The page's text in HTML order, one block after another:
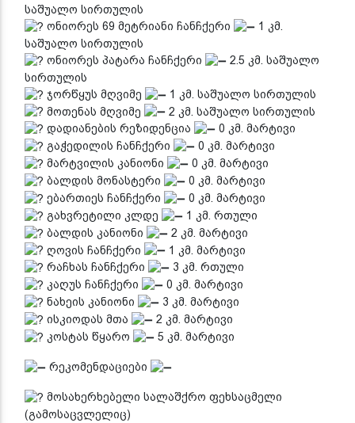
საშუალო სირთულის
ონიორეს 69 მეტრიანი ჩანჩქერი
1 კმ.
საშუალო სირთულის
ონიორეს პატარა ჩანჩქერი
2.5 კმ. საშუალო
სირთულის
ჯორწყუს მღვიმე
1 კმ. საშუალო სირთულის
მოთენას მღვიმე
2 კმ. საშუალო სირთულის
დადიანების რეზიდენცია
0 კმ. მარტივი
გაჭედილის ჩანჩქერი
0 კმ. მარტივი
მარტვილის კანიონი
0 კმ. მარტივი
ბალდის მონასტერი
0 კმ. მარტივი
ებართიეს ჩანჩქერი
0 კმ. მარტივი
გახვრეტილი კლდე
1 კმ. რთული
ბალდის კანიონი
2 კმ. მარტივი
ღოვის ჩანჩქერი
1 კმ. მარტივი
რაჩხას ჩანჩქერი
3 კმ. რთული
კაღუს ჩანჩქერი
0 კმ. მარტივი
ნახეის კანიონი
3 კმ. მარტივი
ისკიოდას მთა
2 კმ. მარტივი
კოსტას წყარო
5 კმ. მარტივი
რეკომენდაციები
მოსახერხებელი სალაშქრო ფეხსაცმელი
(გამოსაცვლელიც)